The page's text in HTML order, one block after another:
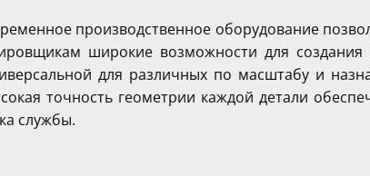
производственное оборудование
широкие возможности для
для различных по масштабу и
точность геометрии каждой детали
службы.